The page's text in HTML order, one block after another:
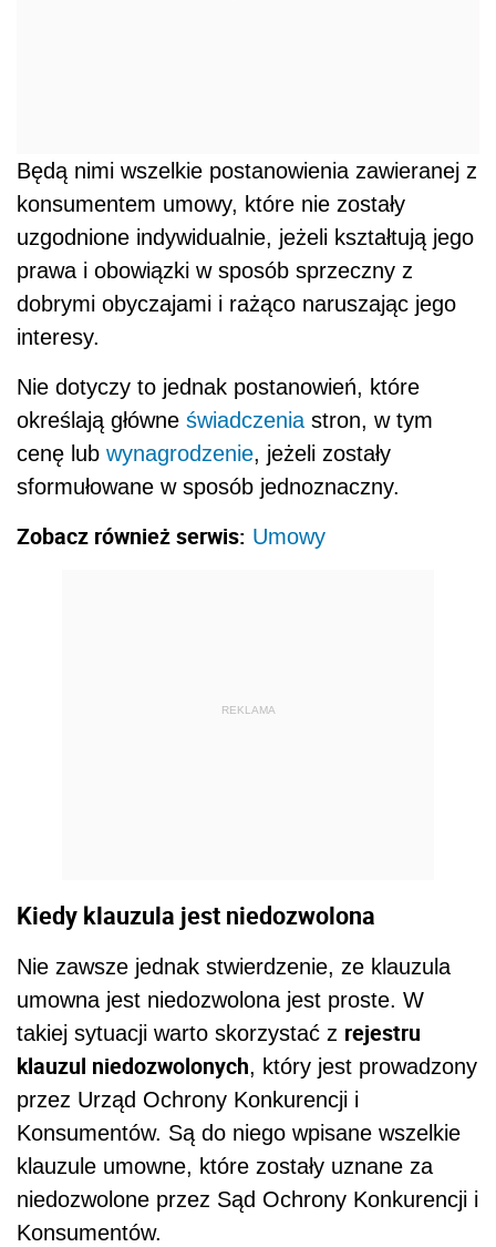
Będą nimi wszelkie postanowienia zawieranej z
konsumentem umowy, które nie zostały
uzgodnione indywidualnie, jeżeli kształtują jego
prawa i obowiązki w sposób sprzeczny z
dobrymi obyczajami i rażąco naruszając jego
interesy.
Nie dotyczy to jednak postanowień, które
określają główne świadczenia stron, w tym
cenę lub wynagrodzenie, jeżeli zostały
sformułowane w sposób jednoznaczny.
Zobacz również serwis: Umowy
REKLAMA
Kiedy klauzula jest niedozwolona
Nie zawsze jednak stwierdzenie, ze klauzula
umowna jest niedozwolona jest proste. W
takiej sytuacji warto skorzystać z rejestru
klauzul niedozwolonych, który jest prowadzony
przez Urząd Ochrony Konkurencji i
Konsumentów. Są do niego wpisane wszelkie
klauzule umowne, które zostały uznane za
niedozwolone przez Sąd Ochrony Konkurencji i
Konsumentów.